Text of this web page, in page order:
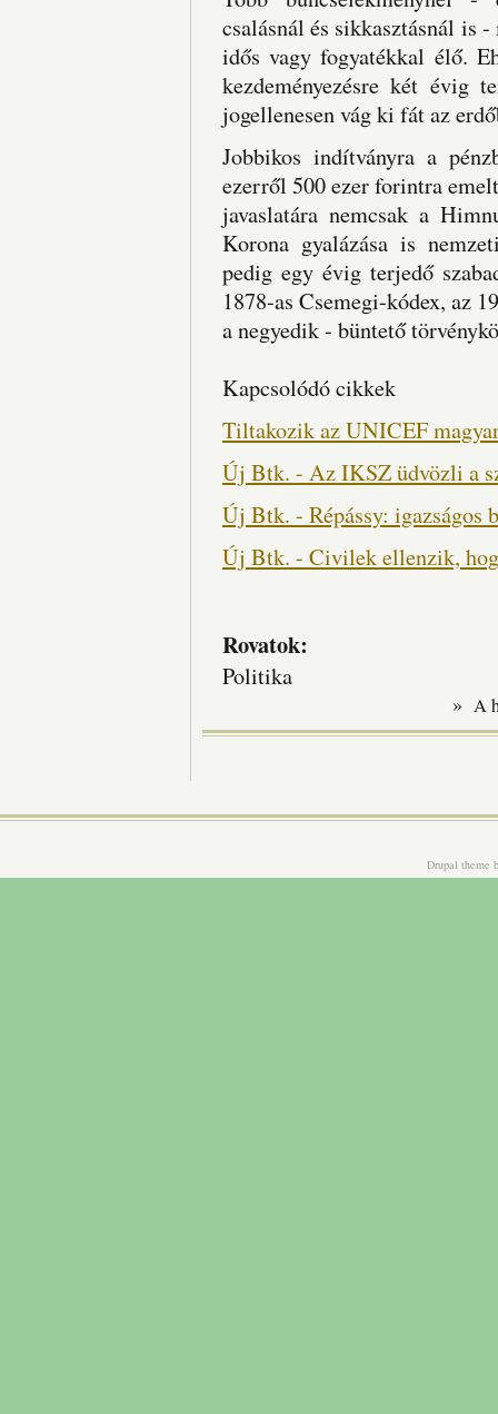
csalásnál és sikkasztásnál is
idős vagy fogyatékkal élő.
kezdeményezésre két évig
jogellenesen vág ki fát az
Jobbikos indítványra a
ezerről 500 ezer forintra
javaslatára nemcsak a
Korona gyalázása is
pedig egy évig terjedő
1878-as Csemegi-kódex, az
a negyedik - büntető
Kapcsolódó cikkek
Tiltakozik az UNICEF
Új Btk. - Az IKSZ üdvözli a
Új Btk. - Répássy: igazságos
Új Btk. - Civilek ellenzik,
Rovatok:
Politika
» A
Drupal theme